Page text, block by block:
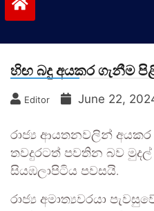
හිඟ බදු අයකර ගැනීම
Editor June 22,
රාජ්‍ය ආයතනවලින් අයකර
තවදුරටත් පවතින බව මුදල්
සියඹලාපිටිය පවසයි.
රාජ්‍ය අමාත්‍යවරයා